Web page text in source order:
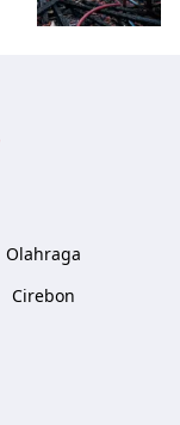
Olahraga
Cirebon